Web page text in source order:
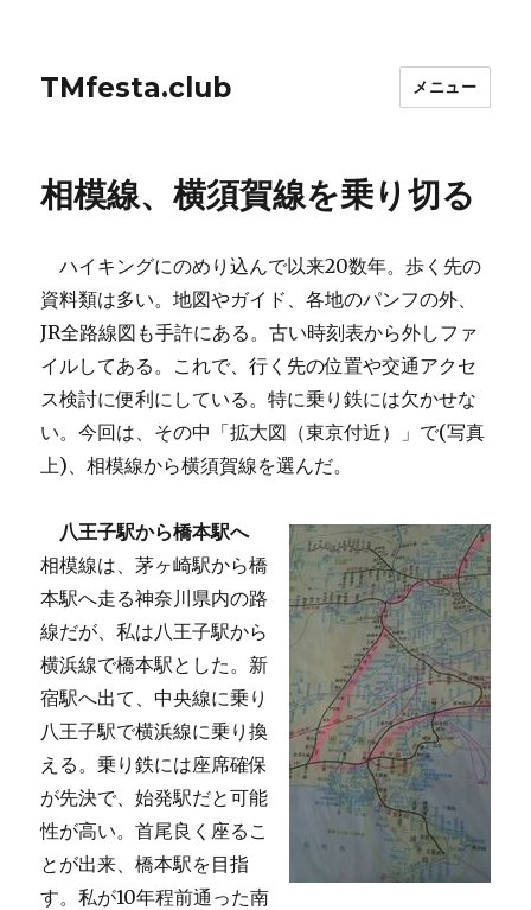
TMfesta.club メニュー
相模線、横須賀線を乗り切る
ハイキングにのめり込んで以来20数年。歩く先の
資料類は多い。地図やガイド、各地のパンフの外、
JR全路線図も手許にある。古い時刻表から外しファ
イルしてある。これで、行く先の位置や交通アクセ
ス検討に便利にしている。特に乗り鉄には欠かせな
い。今回は、その中「拡大図（東京付近）」で(写真
上)、相模線から横須賀線を選んだ。
八王子駅から橋本駅へ
相模線は、茅ヶ崎駅から橋
本駅へ走る神奈川県内の路
線だが、私は八王子駅から
横浜線で橋本駅とした。新
宿駅へ出て、中央線に乗り
八王子駅で横浜線に乗り換
える。乗り鉄には座席確保
が先決で、始発駅だと可能
性が高い。首尾良く座るこ
とが出来、橋本駅を目指
す。私が10年程前通った南